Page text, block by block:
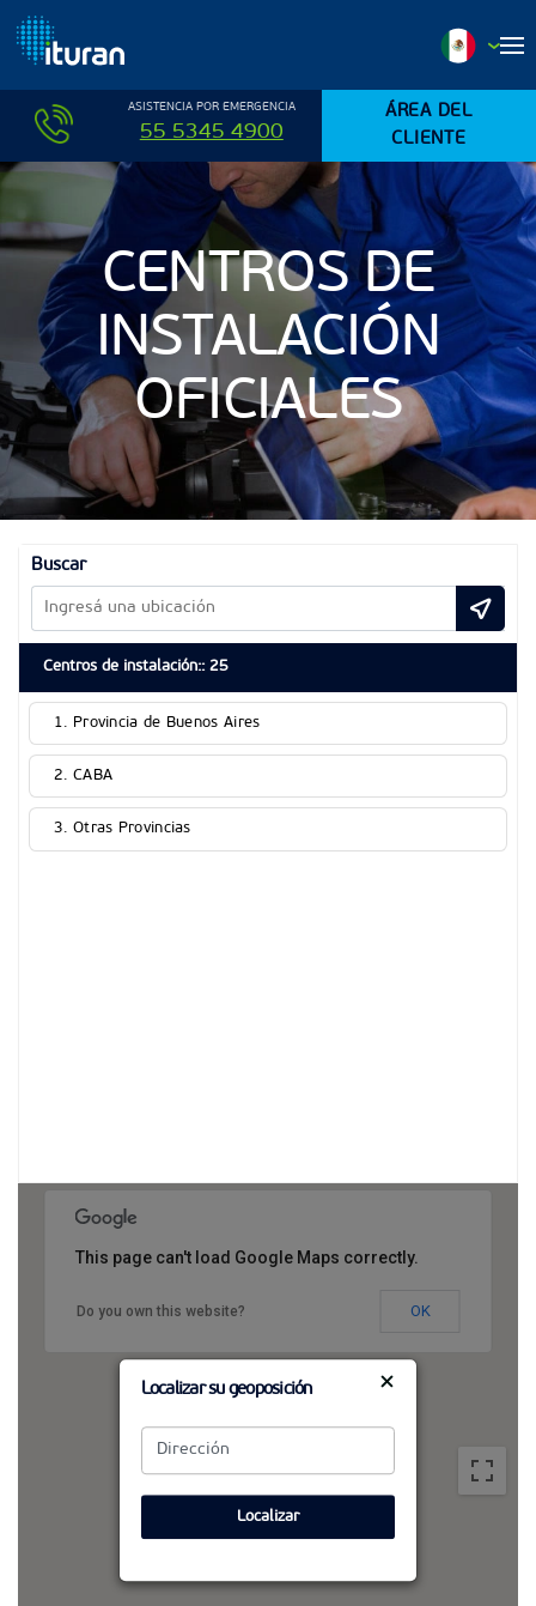
Ir al contenido principal
ASISTENCIA POR EMERGENCIA
55 5345 4900
ÁREA DEL
CLIENTE
CENTROS DE
INSTALACIÓN
OFICIALES
Buscar
Centros de instalación:: 25
1. Provincia de Buenos Aires
2. CABA
3. Otras Provincias
This page can't load Google Maps correctly.
Do you own this website? OK
Localizar su geoposición ×
Localizar